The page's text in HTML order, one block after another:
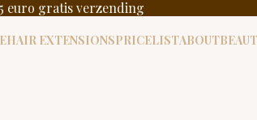
euro gratis verzending
HAIR EXTENSIONSPRICELISTABOUT